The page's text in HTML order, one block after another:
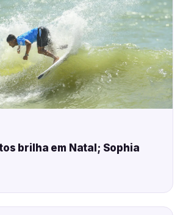
brilha em Natal; Sophia